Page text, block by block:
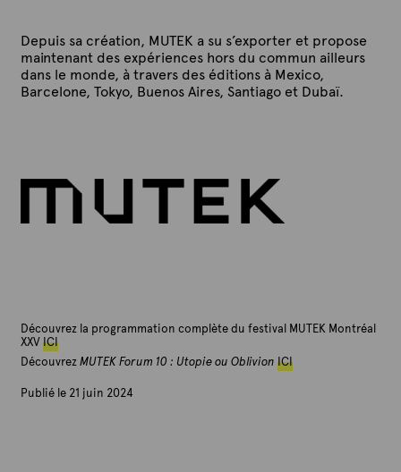
Depuis sa création, MUTEK a su s’exporter et propose
maintenant des expériences hors du commun ailleurs
dans le monde, à travers des éditions à Mexico,
Barcelone, Tokyo, Buenos Aires, Santiago et Dubaï.
Découvrez la programmation complète du festival MUTEK Montréal
XXVICI
DécouvrezMUTEK Forum 10 : Utopie ou Oblivion ICI
Publié le 21 juin 2024